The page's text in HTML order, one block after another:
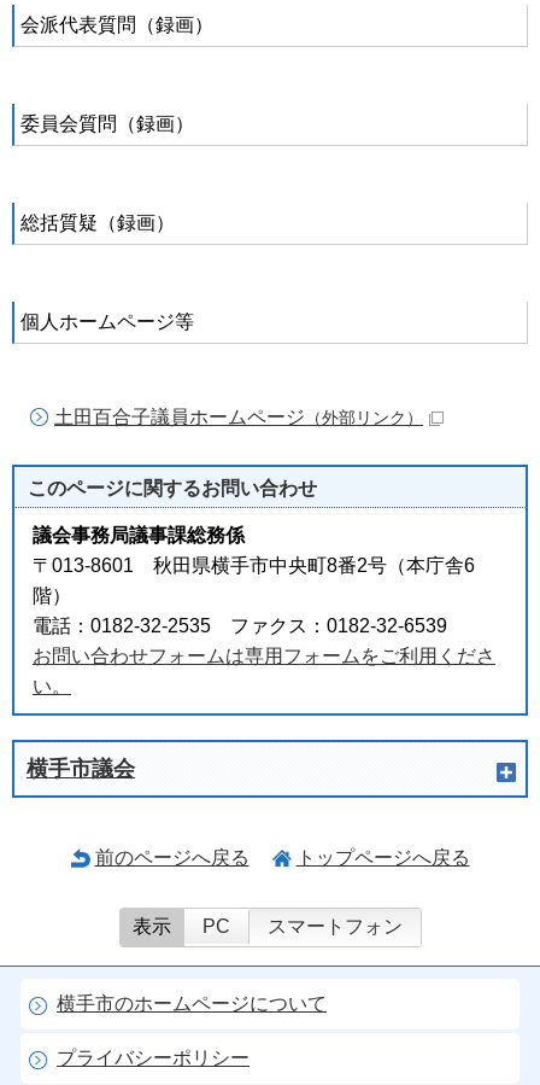
会派代表質問（録画）
委員会質問（録画）
総括質疑（録画）
個人ホームページ等
土田百合子議員ホームページ （外部リンク）
このページに関するお問い合わせ
議会事務局議事課総務係
〒013-8601 秋田県横手市中央町8番2号（本庁舎6
階）
電話：0182-32-2535 ファクス：0182-32-6539
お問い合わせフォームは専用フォームをご利用くださ
い。
横手市議会
前のページへ戻る トップページへ戻る
表示 PC スマートフォン
横手市のホームページについて
プライバシーポリシー